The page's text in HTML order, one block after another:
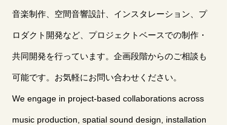
音楽制作、空間音響設計、インスタレーション、プ
ロダクト開発など、プロジェクトベースでの制作・
共同開発を行っています。企画段階からのご相談も
可能です。お気軽にお問い合わせください。
We engage in project-based collaborations across
music production, spatial sound design, installation